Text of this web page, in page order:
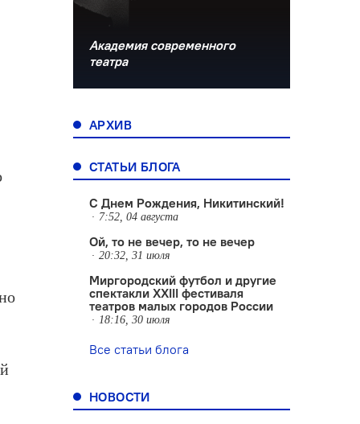
Академия современного
театра
АРХИВ
СТАТЬИ БЛОГА
С Днем Рождения, Никитинский!
7:52, 04 августа
Ой, то не вечер, то не вечер
20:32, 31 июля
Миргородский футбол и другие
спектакли XXIII фестиваля
театров малых городов России
18:16, 30 июля
Все статьи блога
НОВОСТИ